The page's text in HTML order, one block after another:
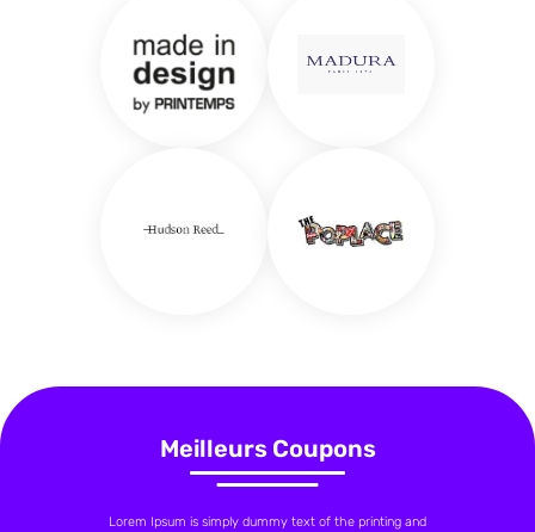
Meilleurs Coupons
Lorem Ipsum is simply dummy text of the printing and